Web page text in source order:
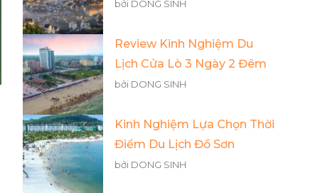
bởi DONG SINH
Review Kinh Nghiệm Du
Lịch Cửa Lò 3 Ngày 2 Đêm
bởi DONG SINH
Kinh Nghiệm Lựa Chọn Thời
Điểm Du Lịch Đồ Sơn
bởi DONG SINH